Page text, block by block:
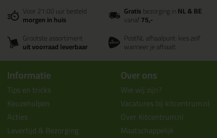
Voor 21:00 uur besteld
morgen in huis
Gratisbezorging inNL & BE
vanaf75,-
Grootste assortiment
uit voorraad leverbaar
PostNL afhaalpunt: kies zelf
wanneer je afhaalt
Informatie
Tips en tricks
Keuzehulpen
Acties
Levertijd & Bezorging
Over ons
Wie wij zijn?
Vacatures bij kitcentrum.nl
Over Kitcentrum.nl
Maatschappelijk